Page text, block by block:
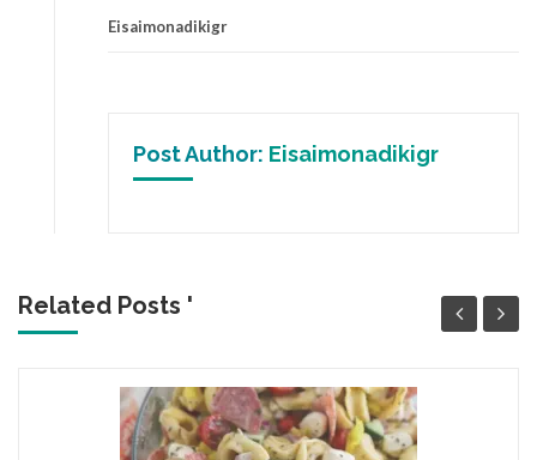
Eisaimonadikigr
Post Author: Eisaimonadikigr
Related Posts '